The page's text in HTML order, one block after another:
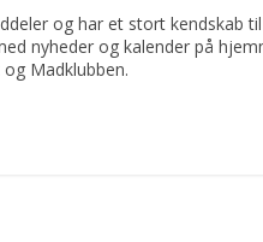
og har et stort kendskab
nyheder og kalender på
Madklubben.